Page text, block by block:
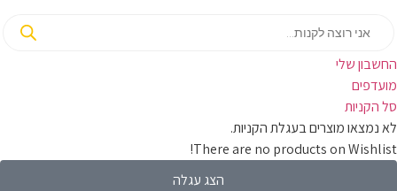
שלי‬
מוצרים בעגלת הקניות.
There are no products on
הצג עגלה